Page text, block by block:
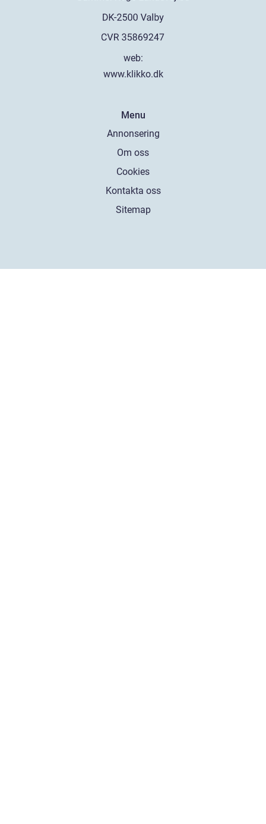
web:
www.klikko.dk
Menu
Annonsering
Om oss
Cookies
Kontakta oss
Sitemap